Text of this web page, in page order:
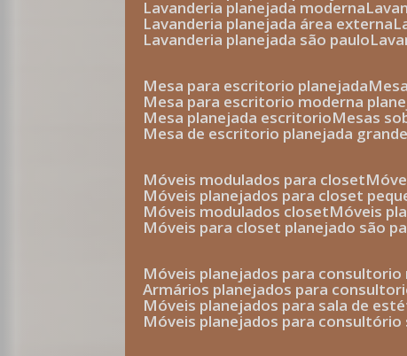
lavanderia planejada moderna
lavanderia planejada área externa
lavanderia planejada são paulo
mesa para escritorio planejada
mesa para escritorio moderna
mesa planejada escritorio mesas
mesa de escritorio planejada
móveis modulados para closet
móveis planejados para closet
móveis modulados closet móveis
móveis para closet planejado são
móveis planejados para
armários planejados para
móveis planejados para sala de
móveis planejados para